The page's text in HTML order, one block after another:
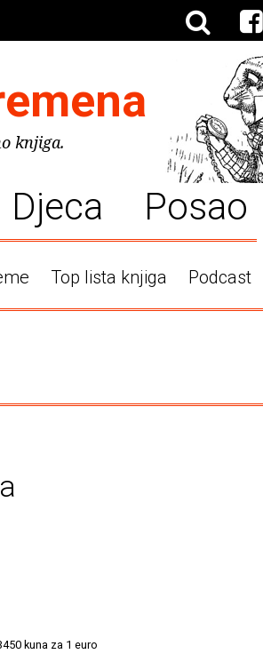
knjiga.
Djeca Posao
Top lista knjiga Podcast
kuna za 1 euro